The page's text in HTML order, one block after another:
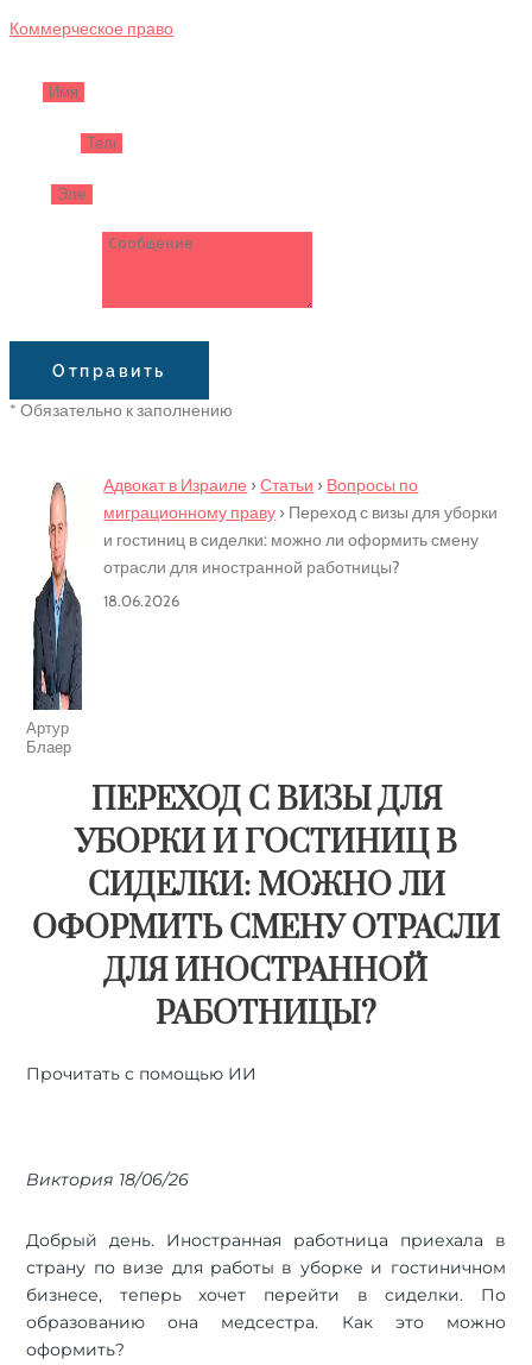
Коммерческое право
Отправить
* Обязательно к заполнению
Артур
Блаер
Адвокат в Израиле ›Статьи › Вопросы по
миграционному праву › Переход с визы для уборки
и гостиниц в сиделки: можно ли оформить смену
отрасли для иностранной работницы?
18.06.2026
ПЕРЕХОД С ВИЗЫ ДЛЯ
УБОРКИ И ГОСТИНИЦ В
СИДЕЛКИ: МОЖНО ЛИ
ОФОРМИТЬ СМЕНУ ОТРАСЛИ
ДЛЯ ИНОСТРАННОЙ
РАБОТНИЦЫ?
Прочитать с помощью ИИ
Виктория 18/06/26
Добрый день. Иностранная работница приехала в
страну по визе для работы в уборке и гостиничном
бизнесе, теперь хочет перейти в сиделки. По
образованию она медсестра. Как это можно
оформить?